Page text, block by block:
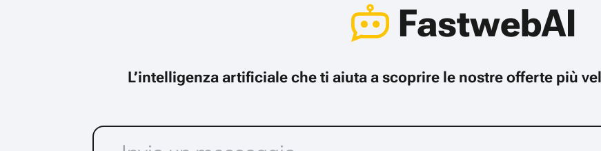
FastwebAI
L’intelligenza artificiale che ti aiuta a scoprire le nostre offerte più